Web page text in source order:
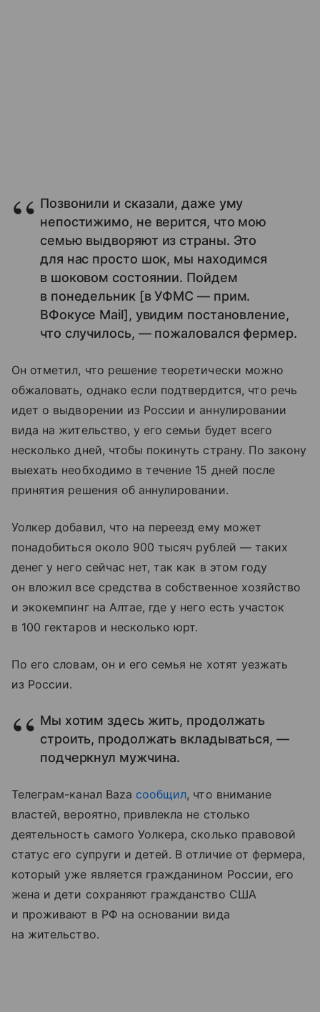
Позвонили и сказали, даже уму
непостижимо, не верится, что мою
семью выдворяют из страны. Это
для нас просто шок, мы находимся
в шоковом состоянии. Пойдем
в понедельник [в УФМС — прим.
ВФокусе Mail], увидим постановление,
что случилось, — пожаловался фермер.
Он отметил, что решение теоретически можно
обжаловать, однако если подтвердится, что речь
идет о выдворении из России и аннулировании
вида на жительство, у его семьи будет всего
несколько дней, чтобы покинуть страну. По закону
выехать необходимо в течение 15 дней после
принятия решения об аннулировании.
Уолкер добавил, что на переезд ему может
понадобиться около 900 тысяч рублей — таких
денег у него сейчас нет, так как в этом году
он вложил все средства в собственное хозяйство
и экокемпинг на Алтае, где у него есть участок
в 100 гектаров и несколько юрт.
По его словам, он и его семья не хотят уезжать
из России.
Мы хотим здесь жить, продолжать
строить, продолжать вкладываться, —
подчеркнул мужчина.
Телеграм-канал Baza сообщил, что внимание
властей, вероятно, привлекла не столько
деятельность самого Уолкера, сколько правовой
статус его супруги и детей. В отличие от фермера,
который уже является гражданином России, его
жена и дети сохраняют гражданство США
и проживают в РФ на основании вида
на жительство.